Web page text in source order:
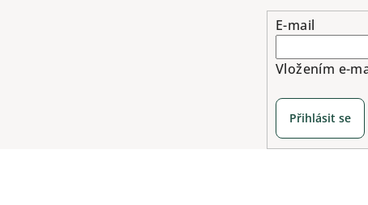
E-mail
Vložením e-
Přihlásit se